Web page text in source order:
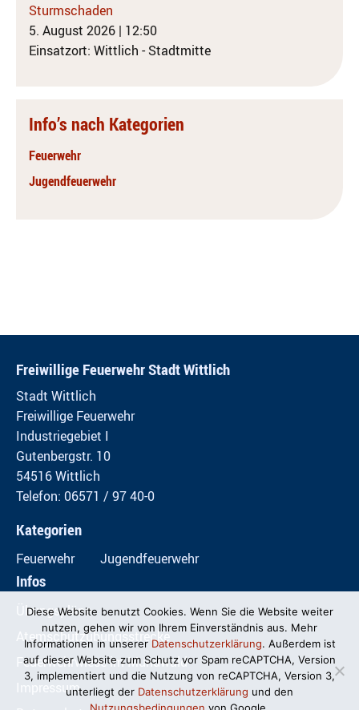
Sturmschaden
5. August 2026 | 12:50
Einsatzort: Wittlich - Stadtmitte
Info’s nach Kategorien
Feuerwehr
Jugendfeuerwehr
Freiwillige Feuerwehr Stadt Wittlich
Stadt Wittlich
Freiwillige Feuerwehr
Industriegebiet I
Gutenbergstr. 10
54516 Wittlich
Telefon: 06571 / 97 40-0
Kategorien
Feuerwehr Jugendfeuerwehr
Infos
Übungspläne
Atemschutzübungsstrecke
Feuerwehrwiese im Mundwald
Impressum
Diese Website benutzt Cookies. Wenn Sie die Website weiter
nutzen, gehen wir von Ihrem Einverständnis aus. Mehr
Informationen in unserer Datenschutzerklärung. Außerdem ist
auf dieser Website zum Schutz vor Spam reCAPTCHA, Version
3, implementiert und die Nutzung von reCAPTCHA, Version 3,
unterliegt der Datenschutzerklärung und den